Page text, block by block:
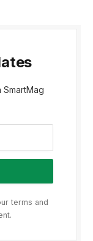
terms and